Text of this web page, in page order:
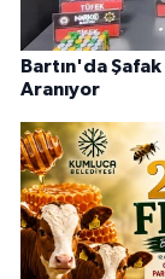
Bartın'da
Aranıyor